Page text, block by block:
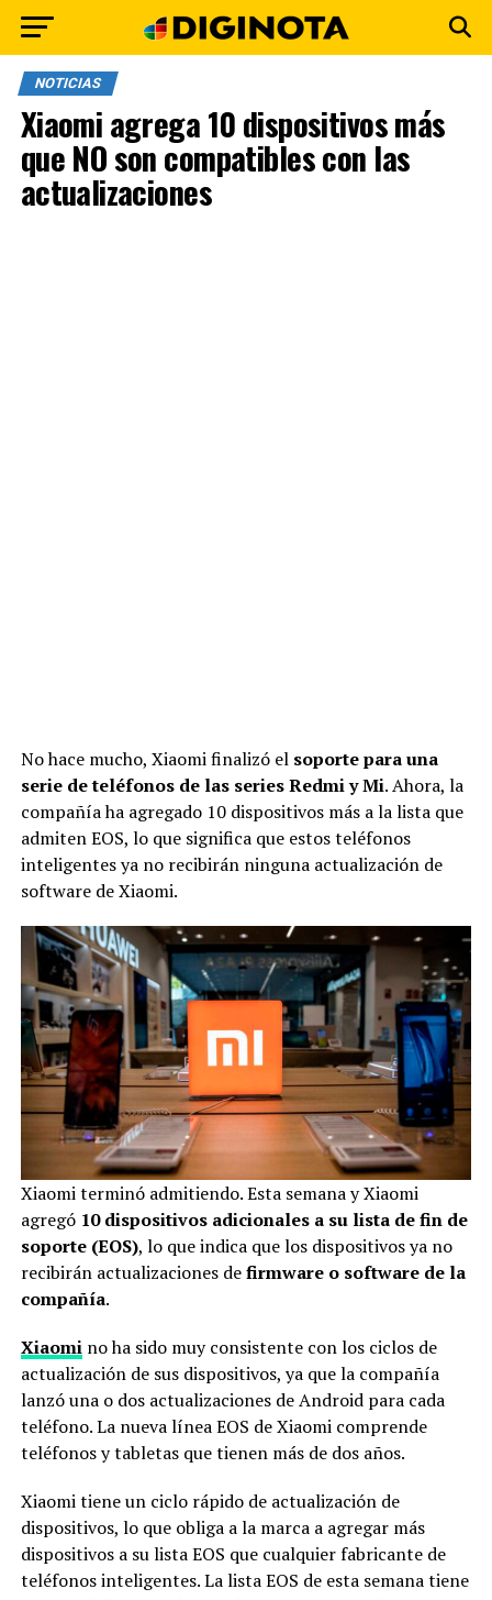
NOTICIAS
Xiaomi agrega 10 dispositivos más
que NO son compatibles con las
actualizaciones
No hace mucho, Xiaomi finalizó el soporte para una
serie de teléfonos de las series Redmiy Mi. Ahora, la
compañía ha agregado 10 dispositivos más a la lista que
admiten EOS, lo que significa que estos teléfonos
inteligentes ya no recibirán ninguna actualización de
software de Xiaomi.
Xiaomi terminó admitiendo. Esta semana y Xiaomi
agregó 10 dispositivos adicionales a su lista de fin de
soporte (EOS), lo que indica que los dispositivos ya no
recibirán actualizaciones defirmware o software de la
compañía.
Xiaomino ha sido muy consistente con los ciclos de
actualización de sus dispositivos, ya que la compañía
lanzó una o dos actualizaciones de Android para cada
teléfono. La nueva línea EOS de Xiaomi comprende
teléfonos y tabletas que tienen más de dos años.
Xiaomi tiene un ciclo rápido de actualización de
dispositivos, lo que obliga a la marca a agregar más
dispositivos a su lista EOS que cualquier fabricante de
teléfonos inteligentes. La lista EOS de esta semana tiene